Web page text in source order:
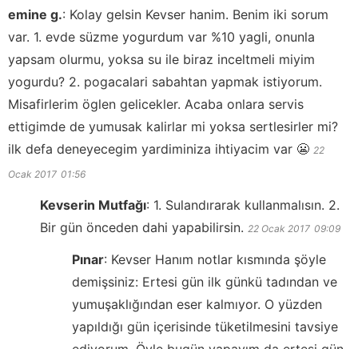
emine g.: Kolay gelsin Kevser hanim. Benim iki sorum
var. 1. evde süzme yogurdum var %10 yagli, onunla
yapsam olurmu, yoksa su ile biraz inceltmeli miyim
yogurdu? 2. pogacalari sabahtan yapmak istiyorum.
Misafirlerim öglen gelicekler. Acaba onlara servis
ettigimde de yumusak kalirlar mi yoksa sertlesirler mi?
ilk defa deneyecegim yardiminiza ihtiyacim var 😬 22
Ocak 2017 01:56
Kevserin Mutfağı: 1. Sulandırarak kullanmalısın. 2.
Bir gün önceden dahi yapabilirsin. 22 Ocak 2017 09:09
Pınar: Kevser Hanım notlar kısmında şöyle
demişsiniz: Ertesi gün ilk günkü tadından ve
yumuşaklığından eser kalmıyor. O yüzden
yapıldığı gün içerisinde tüketilmesini tavsiye